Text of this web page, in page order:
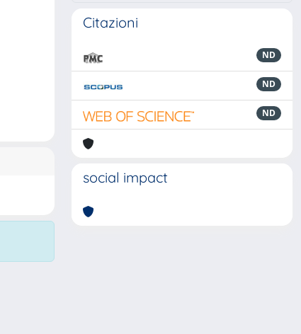
Citazioni
ND
ND
ND
social impact